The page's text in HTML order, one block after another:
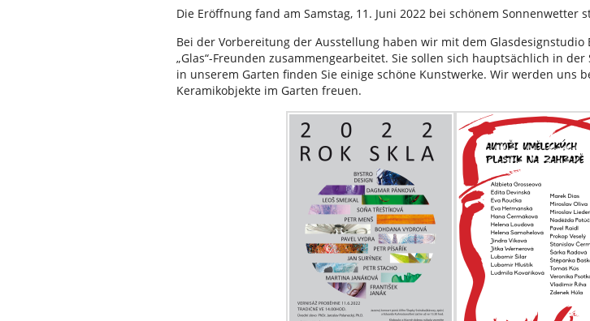
Die Eröffnung fand am Samstag, 11. Juni 2022 bei schönem Sonnenwetter
Bei der Vorbereitung der Ausstellung haben wir mit dem Glasdesignstudio
„Glas“-Freunden zusammengearbeitet. Sie sollen sich hauptsächlich in
in unserem Garten finden Sie einige schöne Kunstwerke. Wir werden uns
Keramikobjekte im Garten freuen.